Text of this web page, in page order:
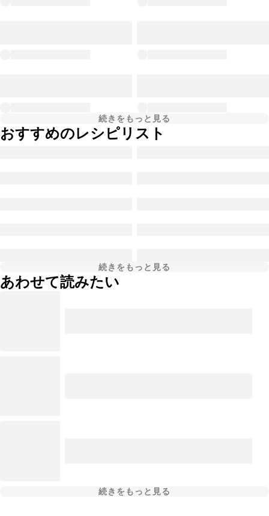
続きをもっと見る
おすすめのレシピリスト
続きをもっと見る
あわせて読みたい
続きをもっと見る